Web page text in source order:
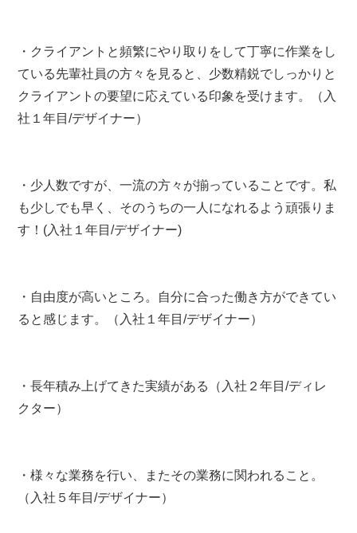
・クライアントと頻繁にやり取りをして丁寧に作業をし
ている先輩社員の方々を見ると、少数精鋭でしっかりと
クライアントの要望に応えている印象を受けます。（入
社１年目/デザイナー）
・少人数ですが、一流の方々が揃っていることです。私
も少しでも早く、そのうちの一人になれるよう頑張りま
す！(入社１年目/デザイナー)
・自由度が高いところ。自分に合った働き方ができてい
ると感じます。（入社１年目/デザイナー）
・長年積み上げてきた実績がある（入社２年目/ディレ
クター）
・様々な業務を行い、またその業務に関われること。
（入社５年目/デザイナー）